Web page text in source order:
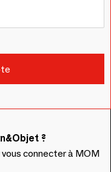
?
connecter à MOM